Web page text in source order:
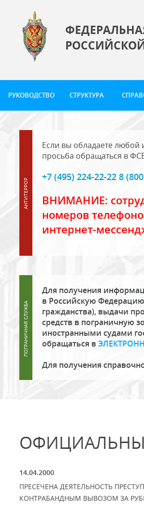
РУКОВОДСТВО СТРУКТУРА
Если вы обладаете любой
просьба обращаться в
+7 (495) 224-22-22 8
ВНИМАНИЕ:
номеров
интернет-
Для получения
в Российскую
гражданства), выдачи
средств в пограничную
иностранными судами
обращаться в
Для получения
14.04.2000
ПРЕСЕЧЕНА ДЕЯТЕЛЬНОСТЬ
КОНТРАБАНДНЫМ ВЫВОЗОМ ЗА